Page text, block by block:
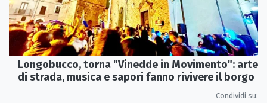
Longobucco, torna "Vinedde in Movimento": arte
di strada, musica e sapori fanno rivivere il borgo
Condividi su: